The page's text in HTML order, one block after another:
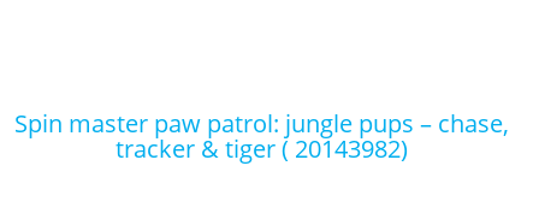
spin master paw patrol: jungle pups – chase,
tracker & tiger ( 20143982)